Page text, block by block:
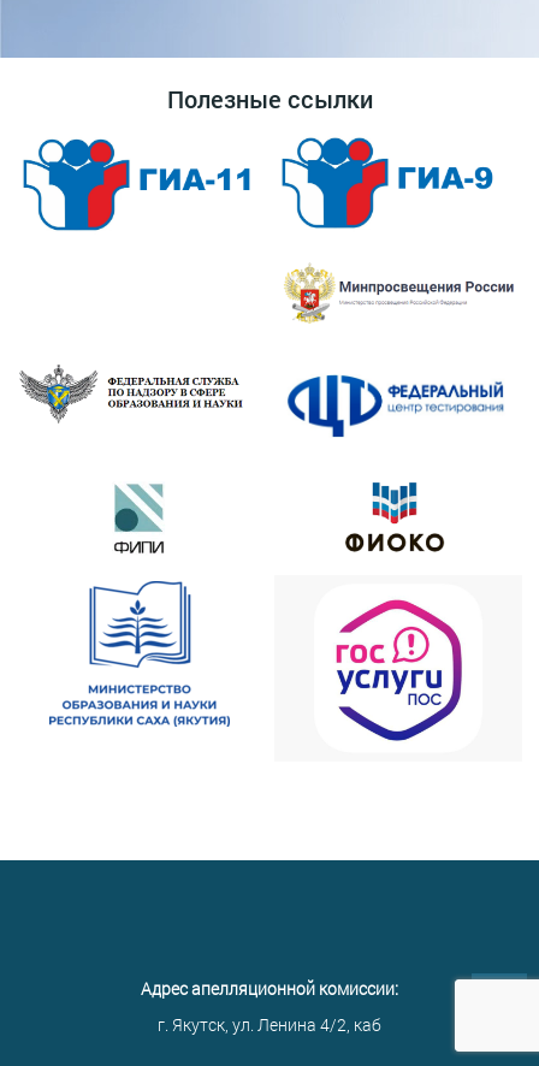
Полезные ссылки
Адрес апелляционной комиссии:
г. Якутск, ул. Ленина 4/2, каб